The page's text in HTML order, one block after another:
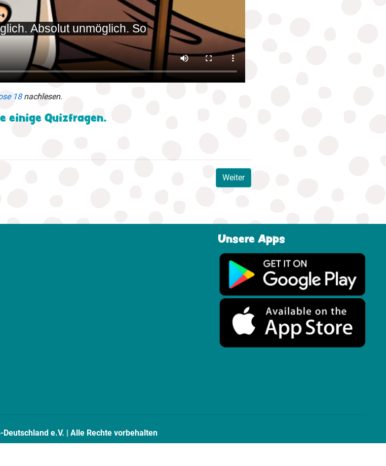
18 nachlesen.
einige Quizfragen.
Weiter
Unsere Apps
e.V. | Alle Rechte vorbehalten